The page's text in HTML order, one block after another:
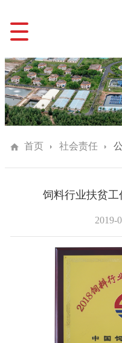
首页 社会责任
饲料行业扶贫工
2019-